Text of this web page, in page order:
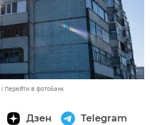
Перейти в фотобанк
Дзен Telegram